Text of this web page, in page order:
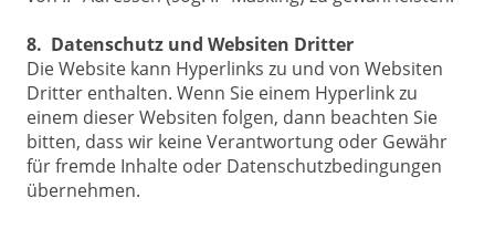
8. Datenschutz und Websiten Dritter
Die Website kann Hyperlinks zu und von Websiten
Dritter enthalten. Wenn Sie einem Hyperlink zu
einem dieser Websiten folgen, dann beachten Sie
bitten, dass wir keine Verantwortung oder Gewähr
für fremde Inhalte oder Datenschutzbedingungen
übernehmen.